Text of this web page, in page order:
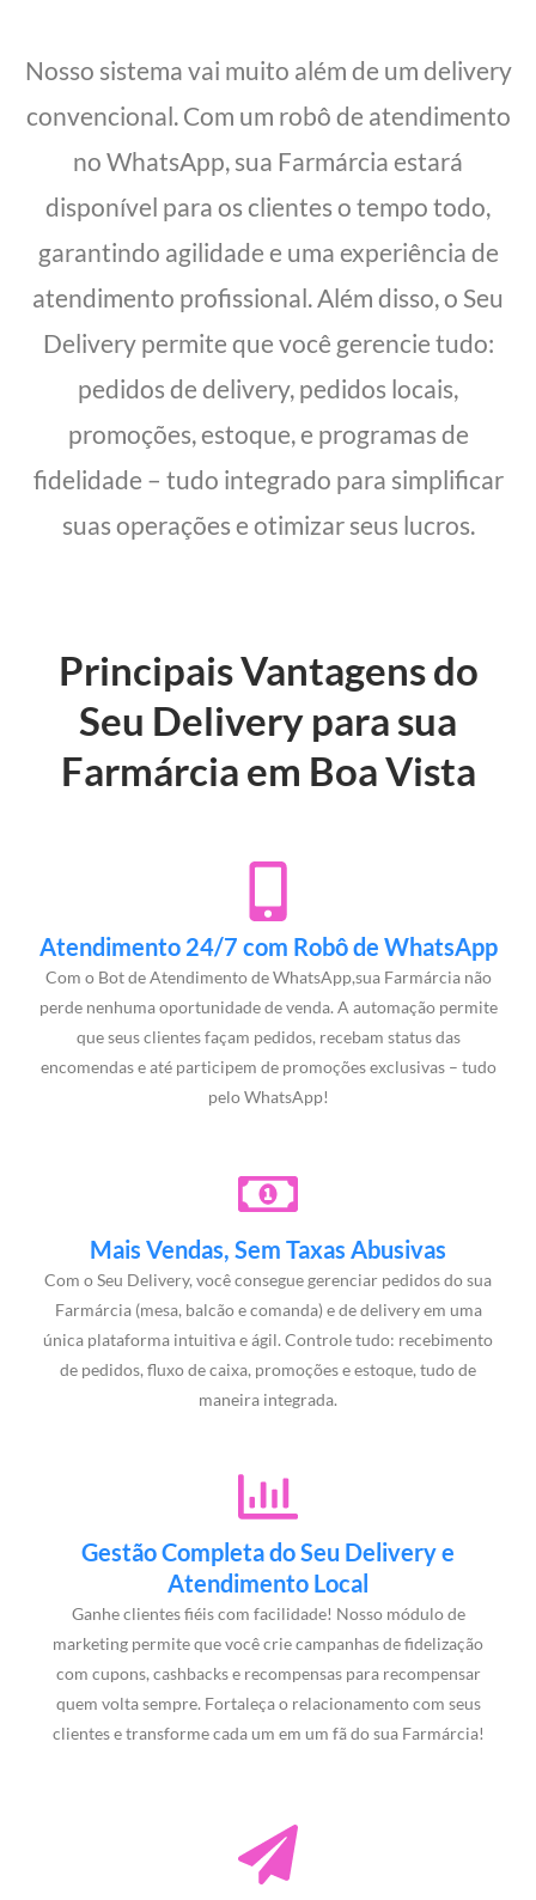
Nosso sistema vai muito além de um delivery
convencional. Com um robô de atendimento
no WhatsApp, sua Farmárcia estará
disponível para os clientes o tempo todo,
garantindo agilidade e uma experiência de
atendimento profissional. Além disso, o Seu
Delivery permite que você gerencie tudo:
pedidos de delivery, pedidos locais,
promoções, estoque, e programas de
fidelidade – tudo integrado para simplificar
suas operações e otimizar seus lucros.
Principais Vantagens do
Seu Delivery para sua
Farmárcia em Boa Vista
Atendimento 24/7 com Robô de WhatsApp
Com o Bot de Atendimento de WhatsApp,sua Farmárcia não
perde nenhuma oportunidade de venda. A automação permite
que seus clientes façam pedidos, recebam status das
encomendas e até participem de promoções exclusivas – tudo
pelo WhatsApp!
Mais Vendas, Sem Taxas Abusivas
Com o Seu Delivery, você consegue gerenciar pedidos do sua
Farmárcia (mesa, balcão e comanda) e de delivery em uma
única plataforma intuitiva e ágil. Controle tudo: recebimento
de pedidos, fluxo de caixa, promoções e estoque, tudo de
maneira integrada.
Gestão Completa do Seu Delivery e
Atendimento Local
Ganhe clientes fiéis com facilidade! Nosso módulo de
marketing permite que você crie campanhas de fidelização
com cupons, cashbacks e recompensas para recompensar
quem volta sempre. Fortaleça o relacionamento com seus
clientes e transforme cada um em um fã do sua Farmárcia!